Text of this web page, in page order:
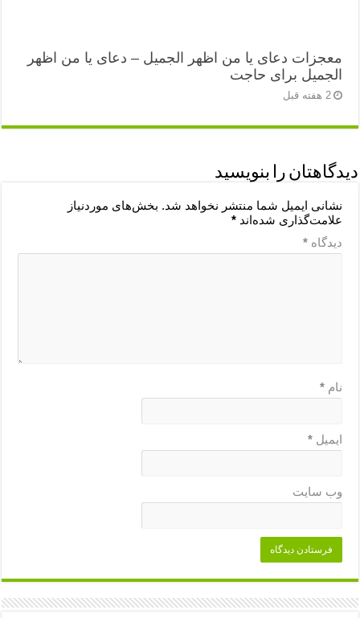
معجزات دعای یا من اظهر الجمیل – دعای یا من اظهر
الجمیل برای حاجت
2 هفته قبل
دیدگاهتان را بنویسید
نشانی ایمیل شما منتشر نخواهد شد. بخش‌های موردنیاز
علامت‌گذاری شده‌اند*
دیدگاه*
نام*
ایمیل*
وب‌ سایت